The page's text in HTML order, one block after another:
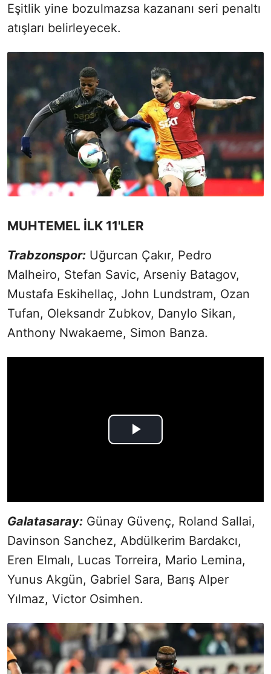
Eşitlik yine bozulmazsa kazananı seri penaltı
atışları belirleyecek.
MUHTEMEL İLK 11'LER
Trabzonspor: Uğurcan Çakır, Pedro
Malheiro, Stefan Savic, Arseniy Batagov,
Mustafa Eskihellaç, John Lundstram, Ozan
Tufan, Oleksandr Zubkov, Danylo Sikan,
Anthony Nwakaeme, Simon Banza.
Galatasaray: Günay Güvenç, Roland Sallai,
Davinson Sanchez, Abdülkerim Bardakcı,
Eren Elmalı, Lucas Torreira, Mario Lemina,
Yunus Akgün, Gabriel Sara, Barış Alper
Yılmaz, Victor Osimhen.